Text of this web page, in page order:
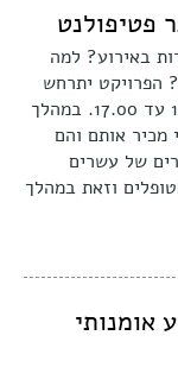
פטיפולנט
באירוע? למה
הפרויקט יתרחש
בקליניקה שלי ביום שבת 9.12.2017 מ 10.00 עד 17.00. במהלך
מכיר אותם והם
של עשרים
וזאת במהלך
אומנותי